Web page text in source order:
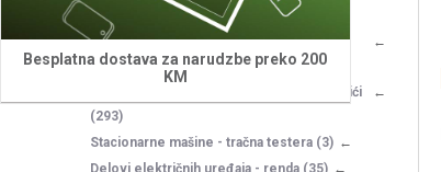
Besplatna dostava za narudzbe preko 200
KM
brusilice
Delovi električnih uređaja - fen za vreli
vazduh(4)
Delovi električnih uređaja - električni čekići
(293)
Stacionarne mašine - tračna testera (3)
Delovi električnih uređaja - renda (35)